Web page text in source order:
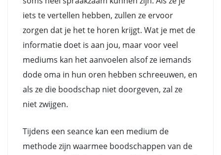
iets te vertellen hebben, zullen ze ervoor
zorgen dat je het te horen krijgt. Wat je met de
informatie doet is aan jou, maar voor veel
mediums kan het aanvoelen alsof ze iemands
dode oma in hun oren hebben schreeuwen, en
als ze die boodschap niet doorgeven, zal ze
niet zwijgen.
Tijdens een seance kan een medium de
methode zijn waarmee boodschappen van de